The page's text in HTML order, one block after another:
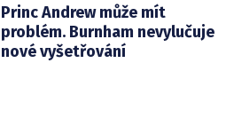
Princ Andrew může mít
problém. Burnham nevylučuje
nové vyšetřování